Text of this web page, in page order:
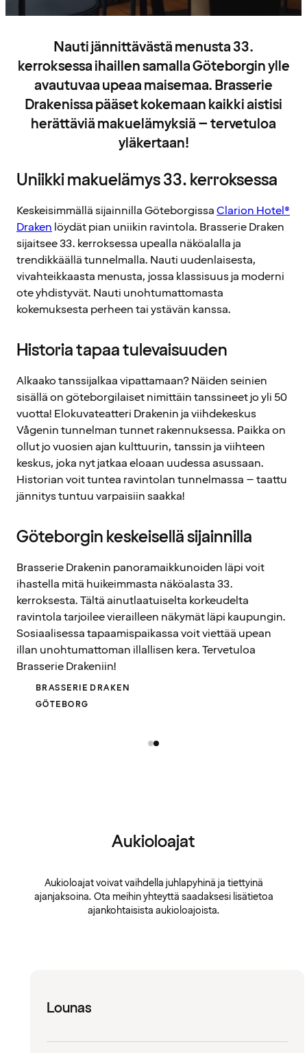
Nauti jännittävästä menusta 33.
kerroksessa ihaillen samalla Göteborgin ylle
avautuvaa upeaa maisemaa. Brasserie
Drakenissa pääset kokemaan kaikki aistisi
herättäviä makuelämyksiä – tervetuloa
yläkertaan!
Uniikki makuelämys 33. kerroksessa
Keskeisimmällä sijainnilla GöteborgissaClarion Hotel®
Drakenlöydät pian uniikin ravintola. Brasserie Draken
sijaitsee 33. kerroksessa upealla näköalalla ja
trendikkäällä tunnelmalla. Nauti uudenlaisesta,
vivahteikkaasta menusta, jossa klassisuus ja moderni
ote yhdistyvät. Nauti unohtumattomasta
kokemuksesta perheen tai ystävän kanssa.
Historia tapaa tulevaisuuden
Alkaako tanssijalkaa vipattamaan? Näiden seinien
sisällä on göteborgilaiset nimittäin tanssineet jo yli 50
vuotta! Elokuvateatteri Drakenin ja viihdekeskus
Vågenin tunnelman tunnet rakennuksessa. Paikka on
ollut jo vuosien ajan kulttuurin, tanssin ja viihteen
keskus, joka nyt jatkaa eloaan uudessa asussaan.
Historian voit tuntea ravintolan tunnelmassa – taattu
jännitys tuntuu varpaisiin saakka!
Göteborgin keskeisellä sijainnilla
Brasserie Drakenin panoramaikkunoiden läpi voit
ihastella mitä huikeimmasta näköalasta 33.
kerroksesta. Tältä ainutlaatuiselta korkeudelta
ravintola tarjoilee vierailleen näkymät läpi kaupungin.
Sosiaalisessa tapaamispaikassa voit viettää upean
illan unohtumattoman illallisen kera. Tervetuloa
Brasserie Drakeniin!
BRASSERIE DRAKEN
GÖTEBORG
Aukioloajat
Aukioloajat voivat vaihdella juhlapyhinä ja tiettyinä
ajanjaksoina. Ota meihin yhteyttä saadaksesi lisätietoa
ajankohtaisista aukioloajoista.
Lounas